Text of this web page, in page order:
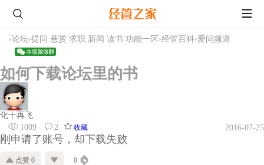
›论坛›提问 悬赏 求职 新闻 读书 功能一区 ›经管百科›爱问频道
如何下载论坛里的书
化十再飞
1009
2 收藏 2016-07-25
刚申请了账号，却下载失败
点赞 0 0